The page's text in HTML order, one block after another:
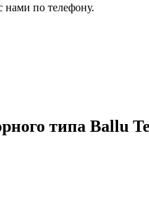
нами по телефону.
типа Ballu